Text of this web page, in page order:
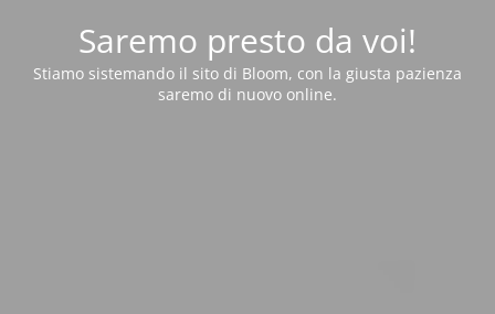
Saremo presto da voi!
Stiamo sistemando il sito di Bloom, con la giusta pazienza
saremo di nuovo online.